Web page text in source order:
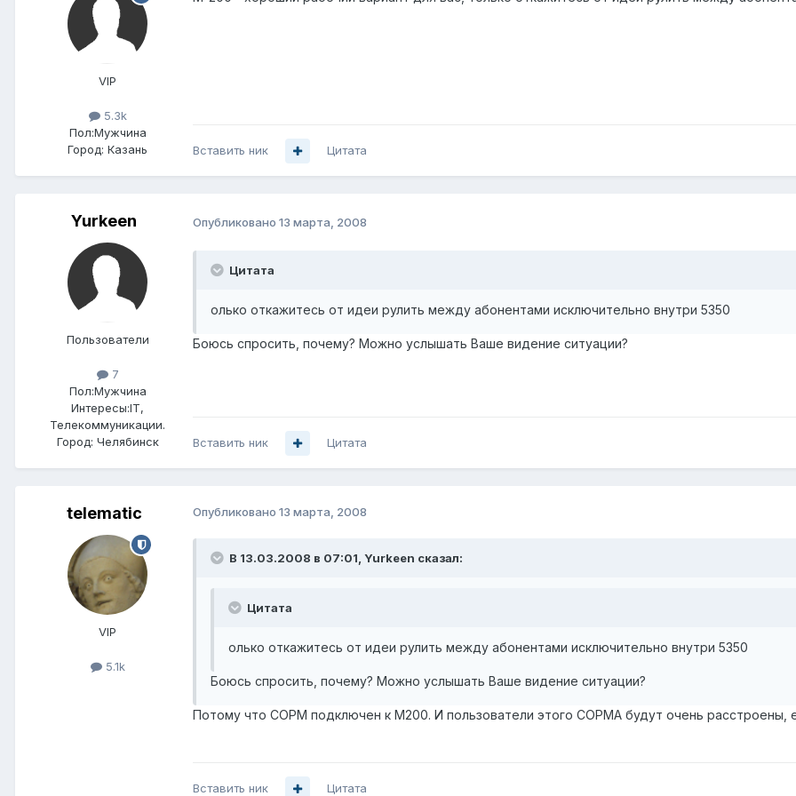
VIP
5.3k
Пол:Мужчина
Город: Казань Вставить ник Цитата
Yurkeen
Пользователи
7
Пол:Мужчина
Интересы:IT,
Телекоммуникации.
Город: Челябинск
Опубликовано 13 марта, 2008
Цитата
олько откажитесь от идеи рулить между абонентами исключительно внутри 5350
Боюсь спросить, почему? Можно услышать Ваше видение ситуации?
Вставить ник Цитата
telematic
VIP
5.1k
Опубликовано 13 марта, 2008
В 13.03.2008 в 07:01, Yurkeen сказал:
Цитата
олько откажитесь от идеи рулить между абонентами исключительно внутри 5350
Боюсь спросить, почему? Можно услышать Ваше видение ситуации?
Потому что СОРМ подключен к М200. И пользователи этого СОРМА будут очень расстроены,
Вставить ник Цитата